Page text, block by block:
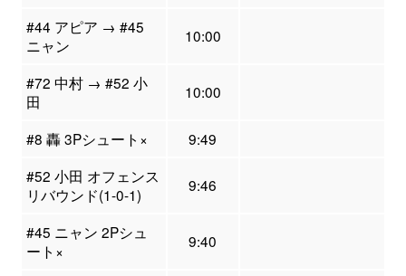
#44 アピア → #45
ニャン
10:00
#72 中村 → #52 小
田
10:00
#8 轟 3Pシュート×
9:49
#52 小田 オフェンス
リバウンド(1-0-1)
9:46
#45 ニャン 2Pシュ
ート×
9:40